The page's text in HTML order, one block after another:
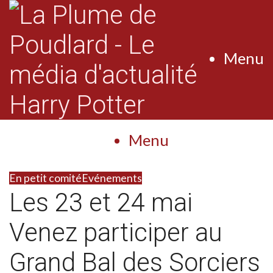
Menu
Menu
En petit comitéEvénements
Les 23 et 24 mai
Venez participer au
Grand Bal des Sorciers